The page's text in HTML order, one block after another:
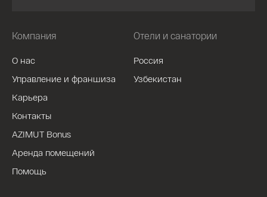
Компания
О нас
Управление и франшиза
Карьера
Контакты
AZIMUT Bonus
Аренда помещений
Помощь
Отели и санатории
Россия
Узбекистан